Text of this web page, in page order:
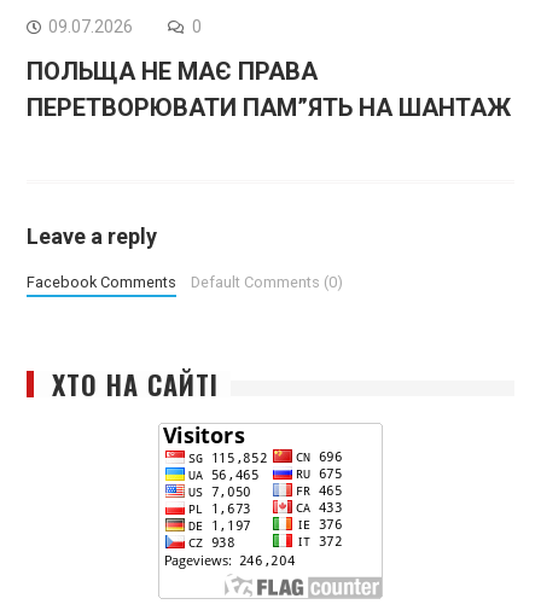
09.07.2026 0
ПОЛЬЩА НЕ МАЄ ПРАВА
ПЕРЕТВОРЮВАТИ ПАМ”ЯТЬ НА ШАНТАЖ
Leave a reply
Facebook Comments Default Comments (0)
ХТО НА САЙТІ